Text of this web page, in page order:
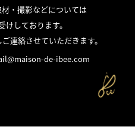
・撮影などについては
しております。
連絡させていただきます。
de-ibee.com